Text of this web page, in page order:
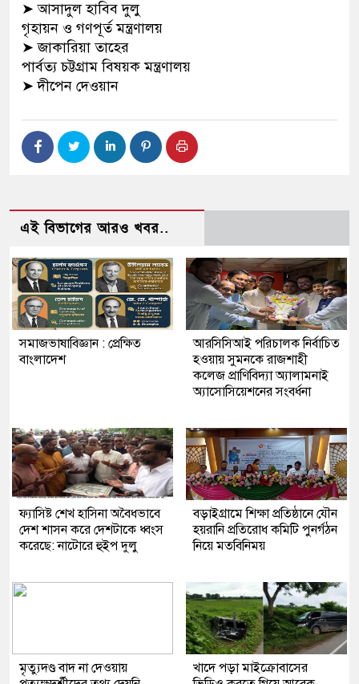
➤আসাদুল হাবিব দুলু
গৃহায়ন ও গণপূর্ত মন্ত্রণালয়
➤জাকারিয়া তাহের
পার্বত্য চট্টগ্রাম বিষয়ক মন্ত্রণালয়
➤দীপেন দেওয়ান
এই বিভাগের আরও খবর..
সমাজভাষাবিজ্ঞান : প্রেক্ষিত
বাংলাদেশ
আরসিসিআই পরিচালক নির্বাচিত
হওয়ায় সুমনকে রাজশাহী
কলেজ প্রাণিবিদ্যা অ্যালামনাই
অ্যাসোসিয়েশনের সংবর্ধনা
ফ্যাসিষ্ট শেখ হাসিনা অবৈধভাবে
দেশ শাসন করে দেশটাকে ধ্বংস
করেছে: নাটোরে হুইপ দুলু
বড়াইগ্রামে শিক্ষা প্রতিষ্ঠানে যৌন
হয়রানি প্রতিরোধ কমিটি পুনর্গঠন
নিয়ে মতবিনিময়
মৃত্যুদণ্ড বাদ না দেওয়ায়
খাদে পড়া মাইক্রোবাসের